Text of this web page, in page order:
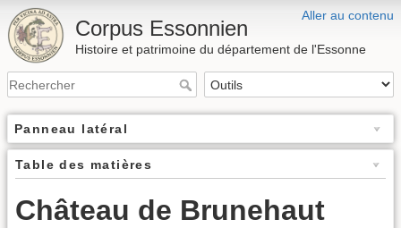
Aller au contenu
Corpus Essonnien
Histoire et patrimoine du département de l'Essonne
Panneau latéral
Table des matières
Château de Brunehaut